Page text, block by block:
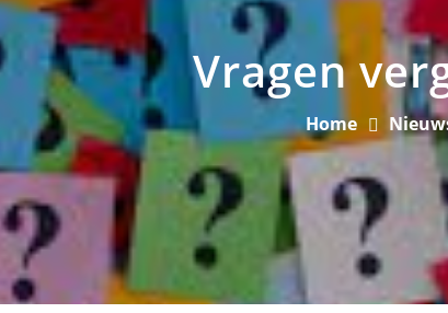
Vragen
Home